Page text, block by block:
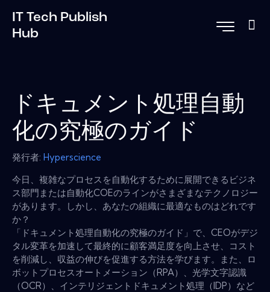
IT Tech Publish
Hub
ドキュメント処理自動
化の究極のガイド
発行者: Hyperscience
今日、複雑なプロセスを自動化するために展開できるビジネ
ス部門または自動化COEのラインがさまざまなテクノロジー
があります。しかし、あなたの組織に最適なものはどれです
か？
「ドキュメント処理自動化の究極のガイド」で、CEOがデジ
タル変革を加速して最終的に顧客満足度を向上させ、コスト
を削減し、収益の伸びを促進する方法を学びます。また、ロ
ボットプロセスオートメーション（RPA）、光学文字認識
（OCR）、インテリジェントドキュメント処理（IDP）など